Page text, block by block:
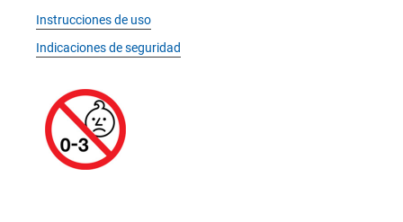
Instrucciones de uso
Indicaciones de seguridad